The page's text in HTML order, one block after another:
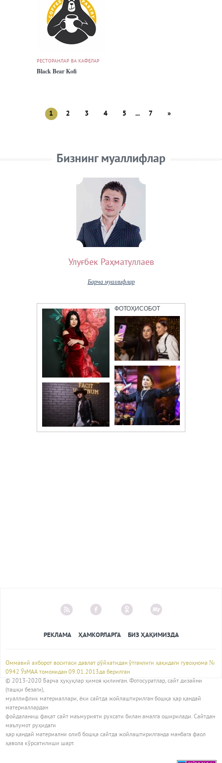
РЕСТОРАНЛАР ВА КАФЕЛАР
Black Bear Kofi
1 2 3 4 5 ... 7 »
Бизнинг муаллифлар
Улуғбек Раҳматуллаев
Барча муаллифлар
ФОТОҲИСОБОТ
РЕКЛАМА ҲАМКОРЛАРГА БИЗ ҲАҚИМИЗДА
Оммавий ахборот воситаси давлат рўйхатидан ўтганлиги ҳақидаги гувоҳнома №
0942 ЎзМАА томонидан 09.01.2013да берилган
© 2013-2020 Барча ҳуқуқлар ҳимоя қилинган. Фотосуратлар, сайт дизайни
(ташқи безаги),
муаллифлик материаллари, ёки сайтда жойлаштирилган бошқа ҳар қандай
материаллардан
фойдаланиш фақат сайт маъмурияти рухсати билан амалга оширилади. Сайтдан
маълумот руҳидаги
ҳар қандай материални олиб бошқа сайтда жойлаштирилганда манбага фаол
ҳавола кўрсатилиши шарт.